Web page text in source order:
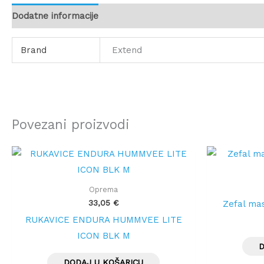
Dodatne informacije
Brand Extend
Povezani proizvodi
Oprema
33,05 €
RUKAVICE ENDURA HUMMVEE LITE
ICON BLK M
DODAJ U KOŠARICU
Zefal